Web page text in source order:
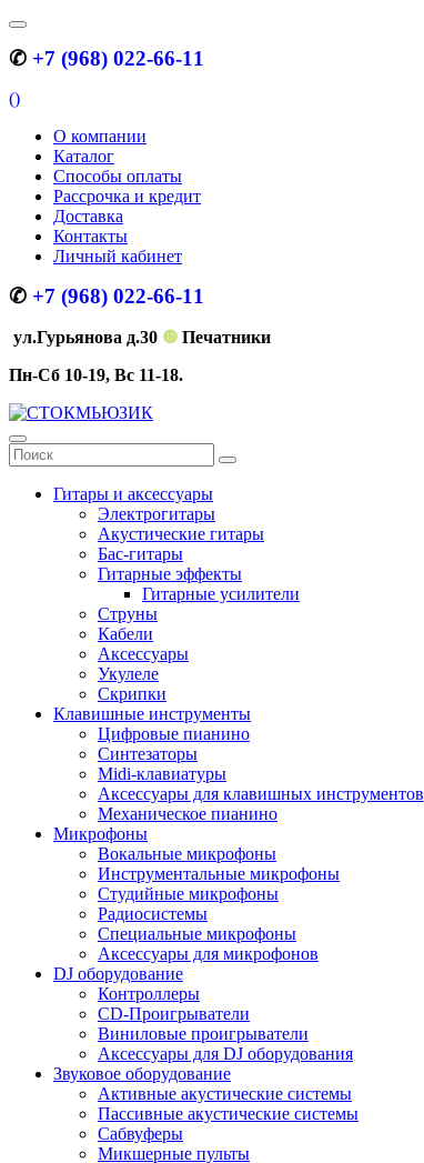
✆ +7 (968) 022-66-11
()
О компании
Каталог
Способы оплаты
Рассрочка и кредит
Доставка
Контакты
Личный кабинет
✆ +7 (968) 022-66-11
ул.Гурьянова д.30 ❿ Печатники
Пн-Сб 10-19, Вс 11-18.
Гитары и аксессуары
Электрогитары
Акустические гитары
Бас-гитары
Гитарные эффекты
Гитарные усилители
Струны
Кабели
Аксессуары
Укулеле
Скрипки
Клавишные инструменты
Цифровые пианино
Синтезаторы
Midi-клавиатуры
Аксессуары для клавишных инструментов
Механическое пианино
Микрофоны
Вокальные микрофоны
Инструментальные микрофоны
Студийные микрофоны
Радиосистемы
Специальные микрофоны
Аксессуары для микрофонов
DJ оборудование
Контроллеры
CD-Проигрыватели
Виниловые проигрыватели
Аксессуары для DJ оборудования
Звуковое оборудование
Активные акустические системы
Пассивные акустические системы
Сабвуферы
Микшерные пульты